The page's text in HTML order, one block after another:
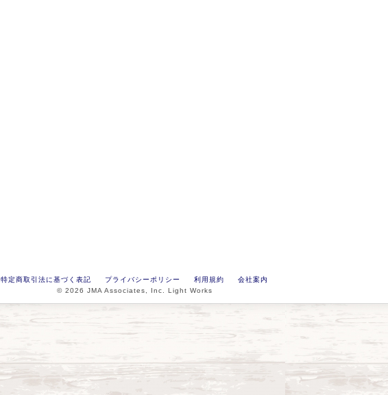
特定商取引法に基づく表記 プライバシーポリシー 利用規約
会社案内
© 2026 JMA Associates, Inc. Light Works